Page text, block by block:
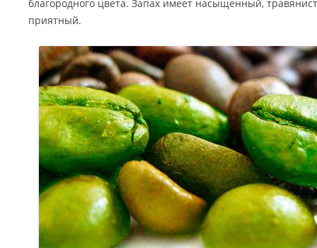
благородного цвета. Запах имеет насыщенный,
приятный.